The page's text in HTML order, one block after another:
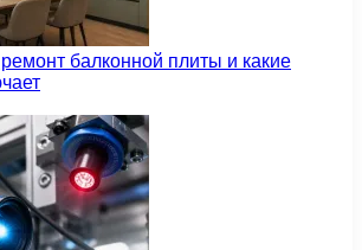
балконной плиты и какие